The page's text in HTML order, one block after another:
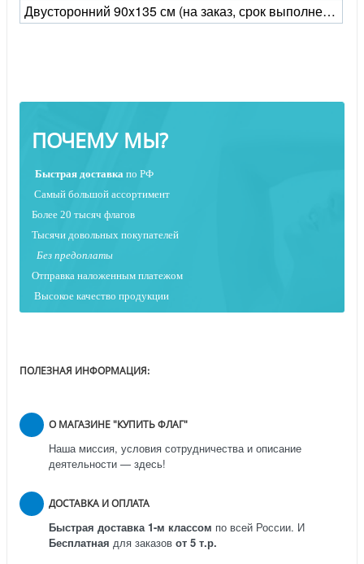
Двусторонний 90x135 см (на заказ, срок выполнения 5 рабочих дней)
ПОЧЕМУ МЫ?
Быстрая доставка по РФ
Самый большой ассортимент
Более 20 тысяч флагов
Тысячи довольных покупателей
Без предоплаты
Отправка наложенным платежом
Высокое качество продукции
ПОЛЕЗНАЯ ИНФОРМАЦИЯ:
О МАГАЗИНЕ "КУПИТЬ ФЛАГ"
Наша миссия, условия сотрудничества и описание
деятельности — здесь!
ДОСТАВКА И ОПЛАТА
Быстрая доставка 1-м классом по всей России. И
Бесплатная для заказов от 5 т.р.